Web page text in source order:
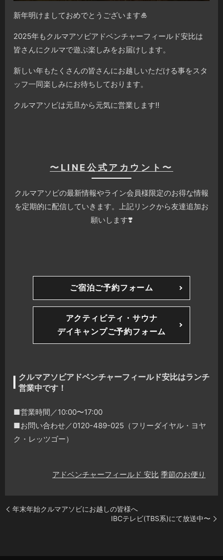
新年明けましておめでとうございます🎍
2025年もクルマアソビアドベンチャーフィールド安比は
皆さんにクルマで遊ぶ楽しみをお届けします。
新しい年もたくさんの皆さんにお越しいただける事をスタ
ッフ一同楽しみにお待ちしております。
クルマアソビは元旦から元気に営業します‼️
〜LINE公式アカウント〜
クルマアソビの最新情報やライン会員様限定のお得な情報
を定期的に配信していきます。上記リンクから友達追加お
願いします❣️
ご宿泊ご予約フォーム
アクティビティ・サウナ
デイキャンプご予約フォーム
クルマアソビアドベンチャーフィールド安比はランチ
営業中です！
■営業時間／10:00〜17:00
■お問い合わせ／0120-489-025（フリーダイヤル・ヨヤ
ク・レッツゴー）
アドベンチャーフィールド 安比 季節のお便り
年末年始クルマアソビにお越しの皆様へ
IBCテレビ(TBS系)にて放送中〜